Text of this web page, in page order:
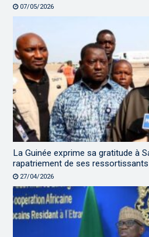
07/05/2026
La Guinée exprime sa gratitude à
rapatriement de ses ressortissants
27/04/2026